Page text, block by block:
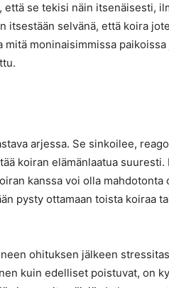
että se tekisi näin itsenäisesti,
itsestään selvänä, että koira
moninaisimmissa
arjessa. Se sinkoilee,
koiran elämänlaatua suuresti.
kanssa voi olla mahdotonta
pysty ottamaan toista koiraa
ohituksen jälkeen
kuin edelliset poistuvat, on